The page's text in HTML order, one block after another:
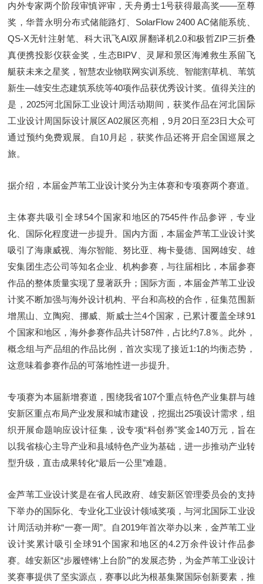
内外专家两个阶段审慎评审，天舟勇士1号获得最高奖——至尊
奖，华普永明分布式储能路灯、SolarFlow 2400 AC储能系统、
QS-X无针注射笔、科大讯飞AI双屏翻译机2.0和极哲ZIP三折叠
真便携投影仪获金奖，生态BIPV、灵犀和景区海滩救生系留飞
艇获未来之星奖，智慧农业物联网实训系统、智能割草机、苇筑
新生—雄安生态建筑系统等40项作品获优秀设计奖。值得关注的
是，2025河北国际工业设计周活动期间，获奖作品在河北国际
工业设计周国际设计展区A02展区亮相，9月20日至23日大众可
通过预约免费观展。自10月起，获奖作品还将开启全国巡展之
旅。
据介绍，本届金芦苇工业设计奖分为主体赛和专项赛两个赛道。
主体赛共吸引全球54个国家和地区的7545件作品参评，专业
化、国际化程度进一步提升。国内方面，本届金芦苇工业设计奖
吸引了海康威视、海尔智能、努比亚、梅卡曼德、国网雄安、雄
安集团生态公司等知名企业、机构参赛，与往届相比，本届参赛
作品的整体质量实现了显著跃升；国际方面，本届金芦苇工业设
计奖不断加强与海外设计机构、平台和高校的合作，征集范围新
增黑山、立陶宛、挪威、斯威士兰4个国家，已累计覆盖全球91
个国家和地区，海外参赛作品共计587件，占比约7.8％。此外，
概念组与产品组的作品比例，首次实现了接近1:1的均衡态势，
这意味着参赛作品的可落地性进一步提升。
专项赛为本届新增赛道，围绕我省107个重点特色产业集群与雄
安新区重点布局产业发展和城市建设，挖掘出25项设计需求，组
织开展命题响应设计征集，设专项“科创券”奖金140万元，旨在
以我省核心主导产业和县域特色产业为基础，进一步推动产业转
型升级，直击成果转化“最后一公里”难题。
金芦苇工业设计奖是在省人民政府、雄安新区管理委员会的支持
下举办的国际化、专业化工业设计领域奖项，与河北国际工业设
计周活动并称“一赛一周”。自2019年首次举办以来，金芦苇工业
设计奖累计吸引全球91个国家和地区的4.2万余件设计作品参
赛。雄安新区“步履铿锵‘上台阶’”的发展态势，为金芦苇工业设计
奖赛事提供了坚实源点，赛事以此为根基集聚国际创新要素，推